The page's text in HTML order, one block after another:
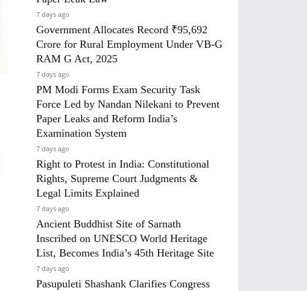
7 days ago
Government Allocates Record ₹95,692
Crore for Rural Employment Under VB-G
RAM G Act, 2025
7 days ago
PM Modi Forms Exam Security Task
Force Led by Nandan Nilekani to Prevent
Paper Leaks and Reform India’s
Examination System
7 days ago
Right to Protest in India: Constitutional
Rights, Supreme Court Judgments &
Legal Limits Explained
7 days ago
Ancient Buddhist Site of Sarnath
Inscribed on UNESCO World Heritage
List, Becomes India’s 45th Heritage Site
7 days ago
Pasupuleti Shashank Clarifies Congress